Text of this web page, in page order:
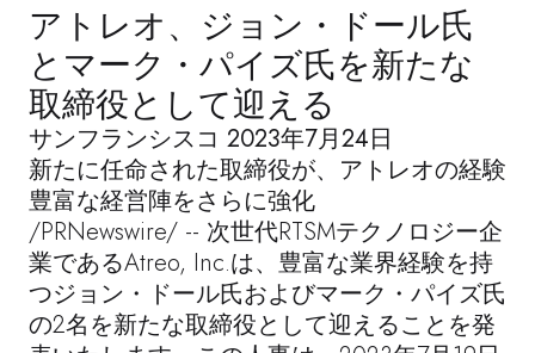
アトレオ、ジョン・ドール氏
とマーク・パイズ氏を新たな
取締役として迎える
サンフランシスコ 2023年7月24日
新たに任命された取締役が、アトレオの経験
豊富な経営陣をさらに強化
/PRNewswire/ -- 次世代RTSMテクノロジー企
業であるAtreo, Inc.は、豊富な業界経験を持
つジョン・ドール氏およびマーク・パイズ氏
の2名を新たな取締役として迎えることを発